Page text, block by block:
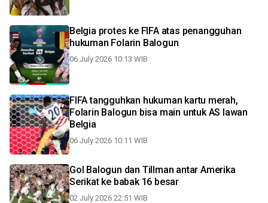
Belgia protes ke FIFA atas penangguhan
hukuman Folarin Balogun
06 July 2026 10:13 WIB
FIFA tangguhkan hukuman kartu merah,
Folarin Balogun bisa main untuk AS lawan
Belgia
06 July 2026 10:11 WIB
Gol Balogun dan Tillman antar Amerika
Serikat ke babak 16 besar
02 July 2026 22:51 WIB